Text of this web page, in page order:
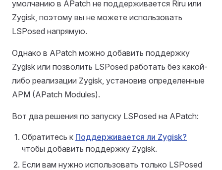
умолчанию в APatch не поддерживается Riru или
Zygisk, поэтому вы не можете использовать
LSPosed напрямую.
Однако в APatch можно добавить поддержку
Zygisk или позволить LSPosed работать без какой-
либо реализации Zygisk, установив определенные
APM (APatch Modules).
Вот два решения по запуску LSPosed на APatch:
Обратитесь к Поддерживается ли Zygisk?
чтобы добавить поддержку Zygisk.
Если вам нужно использовать только LSPosed